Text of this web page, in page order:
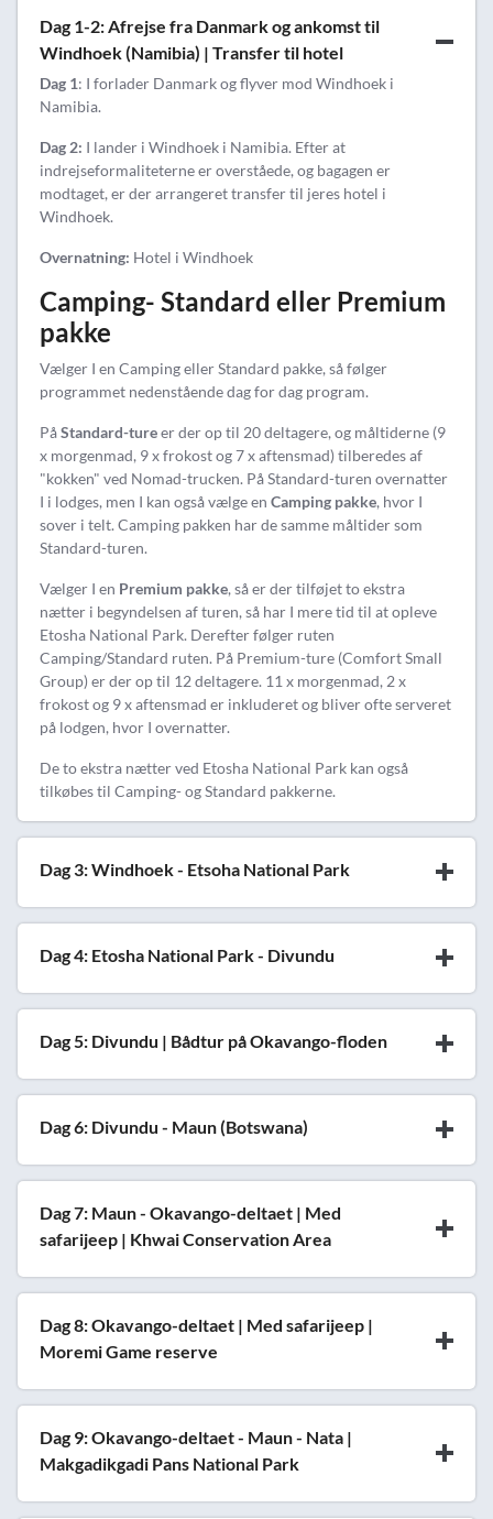
Dag 1-2: Afrejse fra Danmark og ankomst til
Windhoek (Namibia) | Transfer til hotel
Dag 1: I forlader Danmark og flyver mod Windhoek i
Namibia.
Dag 2: I lander i Windhoek i Namibia. Efter at
indrejseformaliteterne er overståede, og bagagen er
modtaget, er der arrangeret transfer til jeres hotel i
Windhoek.
Overnatning: Hotel i Windhoek
Camping- Standard eller Premium
pakke
Vælger I en Camping eller Standard pakke, så følger
programmet nedenstående dag for dag program.
PåStandard-tureer der op til 20 deltagere, og måltiderne (9
x morgenmad, 9 x frokost og 7 x aftensmad) tilberedes af
"kokken" ved Nomad-trucken. På Standard-turen overnatter
I i lodges, men I kan også vælge en Camping pakke, hvor I
sover i telt. Camping pakken har de samme måltider som
Standard-turen.
Vælger I en Premium pakke, så er der tilføjet to ekstra
nætter i begyndelsen af turen, så har I mere tid til at opleve
Etosha National Park. Derefter følger ruten
Camping/Standard ruten. På Premium-ture (Comfort Small
Group) er der op til 12 deltagere. 11 x morgenmad, 2 x
frokost og 9 x aftensmad er inkluderet og bliver ofte serveret
på lodgen, hvor I overnatter.
De to ekstra nætter ved Etosha National Park kan også
tilkøbes til Camping- og Standard pakkerne.
Dag 3: Windhoek - Etsoha National Park
Dag 4: Etosha National Park - Divundu
Dag 5: Divundu | Bådtur på Okavango-floden
Dag 6: Divundu - Maun (Botswana)
Dag 7: Maun - Okavango-deltaet | Med
safarijeep | Khwai Conservation Area
Dag 8: Okavango-deltaet | Med safarijeep |
Moremi Game reserve
Dag 9: Okavango-deltaet - Maun - Nata |
Makgadikgadi Pans National Park